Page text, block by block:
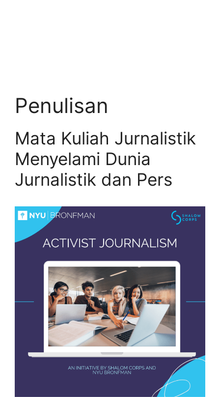
Penulisan
Mata Kuliah Jurnalistik
Menyelami Dunia
Jurnalistik dan Pers